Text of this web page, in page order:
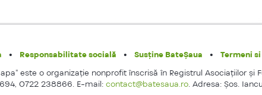
Responsabilitate socială Susține BateȘaua
Termeni
este o organizaţie nonprofit înscrisă în Registrul Asociaţiilor şi
0722 238866. E-mail: contact@batesaua.ro. Adresa: Şos.